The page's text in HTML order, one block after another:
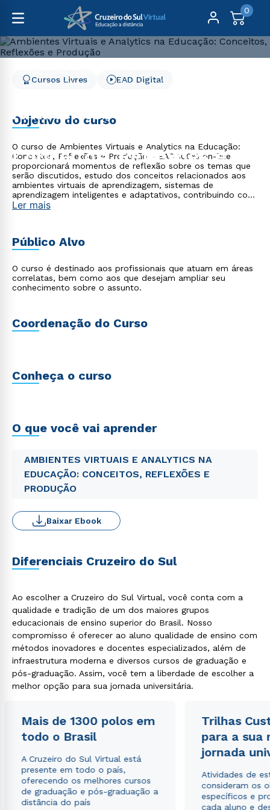
0
Ambientes Virtuais e Analytics na Educação: Conceitos,
Ambientes Virtuais e
Analytics na Educação:
Conceitos, Reflexões e
Produção
Cursos Livres EAD Digital
Objetivo do curso
O curso de Ambientes Virtuais e Analytics na Educação:
Conceitos, Reflexões e Produção - EAD 100% on-line
proporcionará momentos de reflexão sobre os temas que
serão discutidos, estudo dos conceitos relacionados aos
ambientes virtuais de aprendizagem, sistemas de
aprendizagem inteligentes e adaptativos, contribuindo com
sua formação continuada e trajetória profissional.
Ler mais
Público Alvo
O curso é destinado aos profissionais que atuam em áreas
correlatas, bem como aos que desejam ampliar seu
conhecimento sobre o assunto.
Coordenação do Curso
Conheça o curso
O que você vai aprender
AMBIENTES VIRTUAIS E ANALYTICS NA
EDUCAÇÃO: CONCEITOS, REFLEXÕES E
PRODUÇÃO
Baixar Ebook
Diferenciais Cruzeiro do Sul
Ao escolher a Cruzeiro do Sul Virtual, você conta com a
qualidade e tradição de um dos maiores grupos
educacionais de ensino superior do Brasil. Nosso
compromisso é oferecer ao aluno qualidade de ensino com
métodos inovadores e docentes especializados, além de
infraestrutura moderna e diversos cursos de graduação e
pós-graduação. Assim, você tem a liberdade de escolher a
melhor opção para sua jornada universitária.
Mais de 1300 polos em
todo o Brasil
A Cruzeiro do Sul Virtual está
presente em todo o país,
oferecendo os melhores cursos
de graduação e pós-graduação a
distância do país
Trilhas
para a sua
jornada
Atividades de
consideram os
específicos e
cada aluno e